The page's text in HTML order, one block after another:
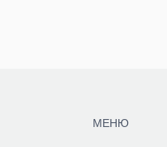
МЕНЮ